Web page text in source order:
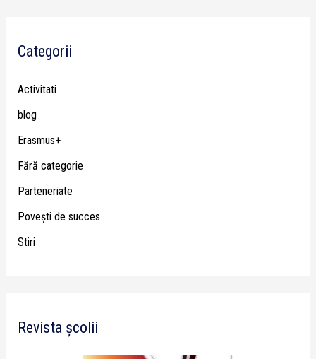
Categorii
Activitati
blog
Erasmus+
Fără categorie
Parteneriate
Poveşti de succes
Stiri
Revista școlii